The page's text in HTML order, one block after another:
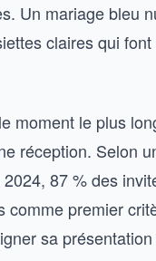
Un mariage bleu
claires qui
moment le plus
réception. Selon
87 % des
comme premier
sa